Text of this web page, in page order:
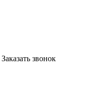
Заказать звонок